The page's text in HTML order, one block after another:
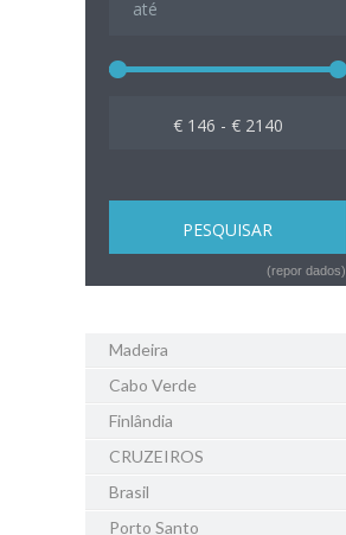
€ 146 - € 2140
(repor dados)
Madeira
Cabo Verde
Finlândia
CRUZEIROS
Brasil
Porto Santo